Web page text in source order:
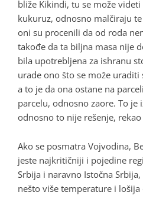
bliže Kikindi, tu se može
kukuruz, odnosno malčiraju
oni su procenili da od roda
takođe da ta biljna masa nije
bila upotrebljena za ishranu
urade ono što se može
a to je da ona ostane na
parcelu, odnosno zaore. To je
odnosno to nije rešenje, rekao
Ako se posmatra Vojvodina,
jeste najkritičniji i pojedine
Srbija i naravno Istočna
nešto više temperature i